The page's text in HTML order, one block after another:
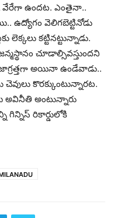
వేరేగా ఉంద‌ట‌. ఎంతైనా..
ఉద్యోగం వెలిగ‌బెట్టినోడు
క‌ట్టిన‌ట్టున్నాడు.
చూడాల్సివ‌స్తుంద‌ని
అయినా ఉండేవాడు..
కొర‌క్కుంటున్నార‌ట‌.
అంటున్నారు
గిన్నిస్ రికార్డులోకి